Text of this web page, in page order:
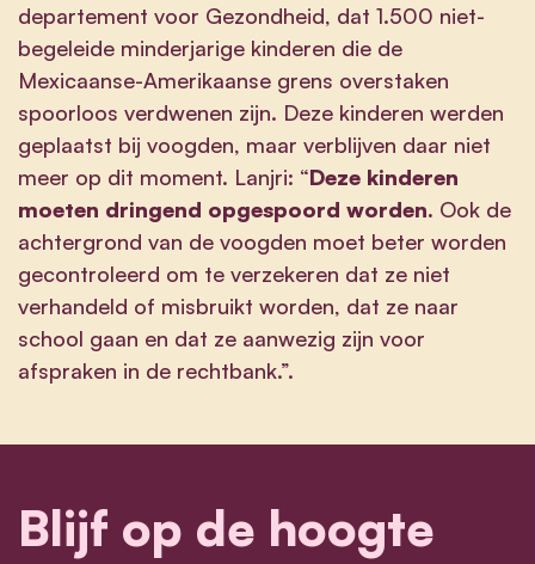
departement voor Gezondheid, dat 1.500 niet-
begeleide minderjarige kinderen die de
Mexicaanse-Amerikaanse grens overstaken
spoorloos verdwenen zijn. Deze kinderen werden
geplaatst bij voogden, maar verblijven daar niet
meer op dit moment. Lanjri: “Deze kinderen
moeten dringend opgespoord worden. Ook de
achtergrond van de voogden moet beter worden
gecontroleerd om te verzekeren dat ze niet
verhandeld of misbruikt worden, dat ze naar
school gaan en dat ze aanwezig zijn voor
afspraken in de rechtbank.”.
Blijf op de hoogte